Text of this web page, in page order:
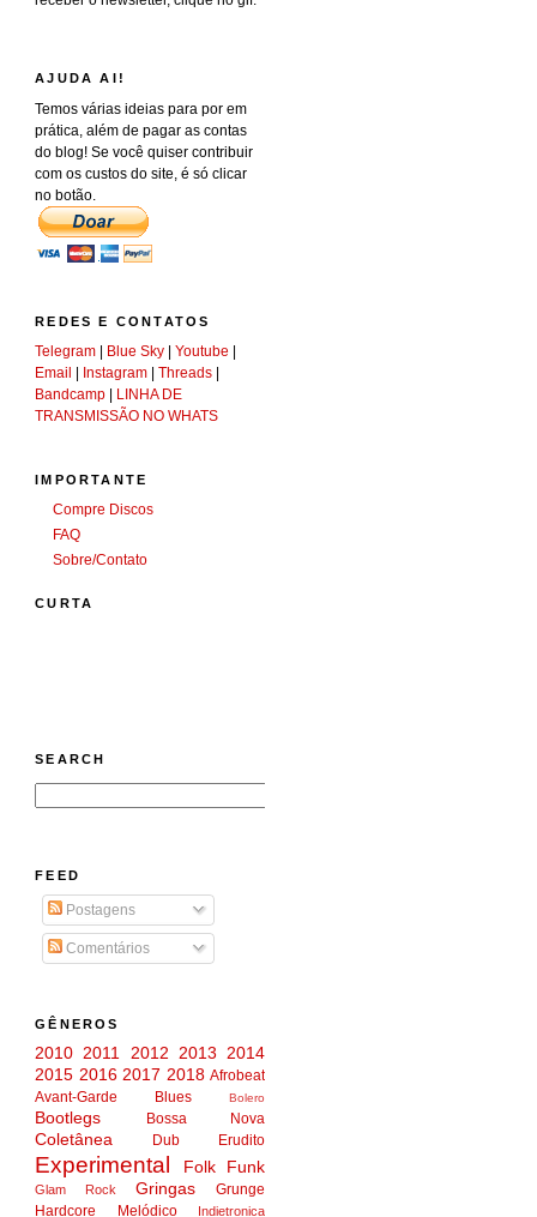
AJUDA AI!
Temos várias ideias para por em
prática, além de pagar as contas
do blog! Se você quiser contribuir
com os custos do site, é só clicar
no botão.
REDES E CONTATOS
Telegram | Blue Sky |Youtube |
Email | Instagram |Threads |
Bandcamp | LINHA DE
TRANSMISSÃO NO WHATS
IMPORTANTE
Compre Discos
FAQ
Sobre/Contato
CURTA
SEARCH
FEED
Postagens
Comentários
GÊNEROS
2010 2011 2012 2013 2014
2015 2016 2017 2018 Afrobeat
Avant-Garde
Blues Bolero
Bootlegs Bossa Nova
Coletânea Dub Erudito
Experimental Folk Funk
Glam Rock Gringas
Grunge
Hardcore Melódico
Indietronica